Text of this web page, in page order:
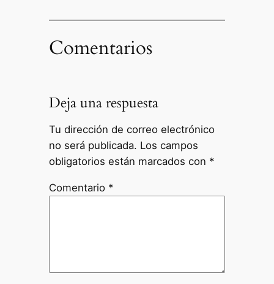
Comentarios
Deja una respuesta
Tu dirección de correo electrónico
no será publicada. Los campos
obligatorios están marcados con *
Comentario *